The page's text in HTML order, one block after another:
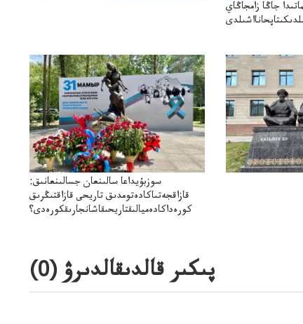
جاڭا زامجاڭاي
سوزبۇيداعا سالىنعان جسالىنعانىق:
قازاقجەتىاكادەتومدىق تاريحى قازاقتىڭرىق
كورەداكادەميالىقتاريحىقاشانجارىقكورەدى؟
پىكىر قالدىقالدىرۋ (0
)